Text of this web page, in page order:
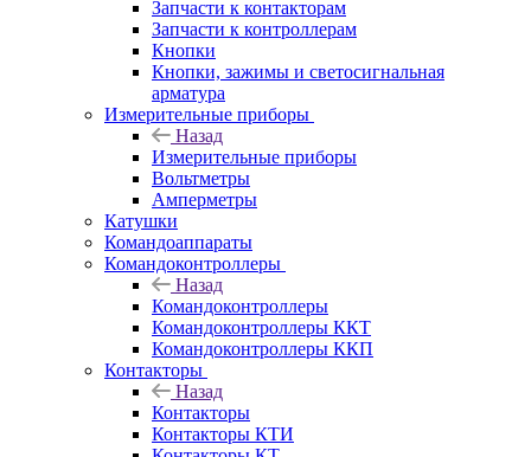
Запчасти к контакторам
Запчасти к контроллерам
Кнопки
Кнопки, зажимы и светосигнальная
арматура
Измерительные приборы
Назад
Измерительные приборы
Вольтметры
Амперметры
Катушки
Командоаппараты
Командоконтроллеры
Назад
Командоконтроллеры
Командоконтроллеры ККТ
Командоконтроллеры ККП
Контакторы
Назад
Контакторы
Контакторы КТИ